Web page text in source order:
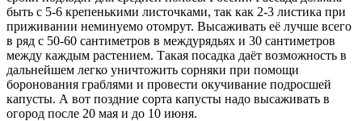
быть с 5-6 крепенькими листочками, так как 2-3 листика при
приживании неминуемо отомрут. Высаживать её лучше всего
в ряд с 50-60 сантиметров в междурядьях и 30 сантиметров
между каждым растением. Такая посадка даёт возможность в
дальнейшем легко уничтожить сорняки при помощи
боронования граблями и провести окучивание подросшей
капусты. А вот поздние сорта капусты надо высаживать в
огород после 20 мая и до 10 июня.